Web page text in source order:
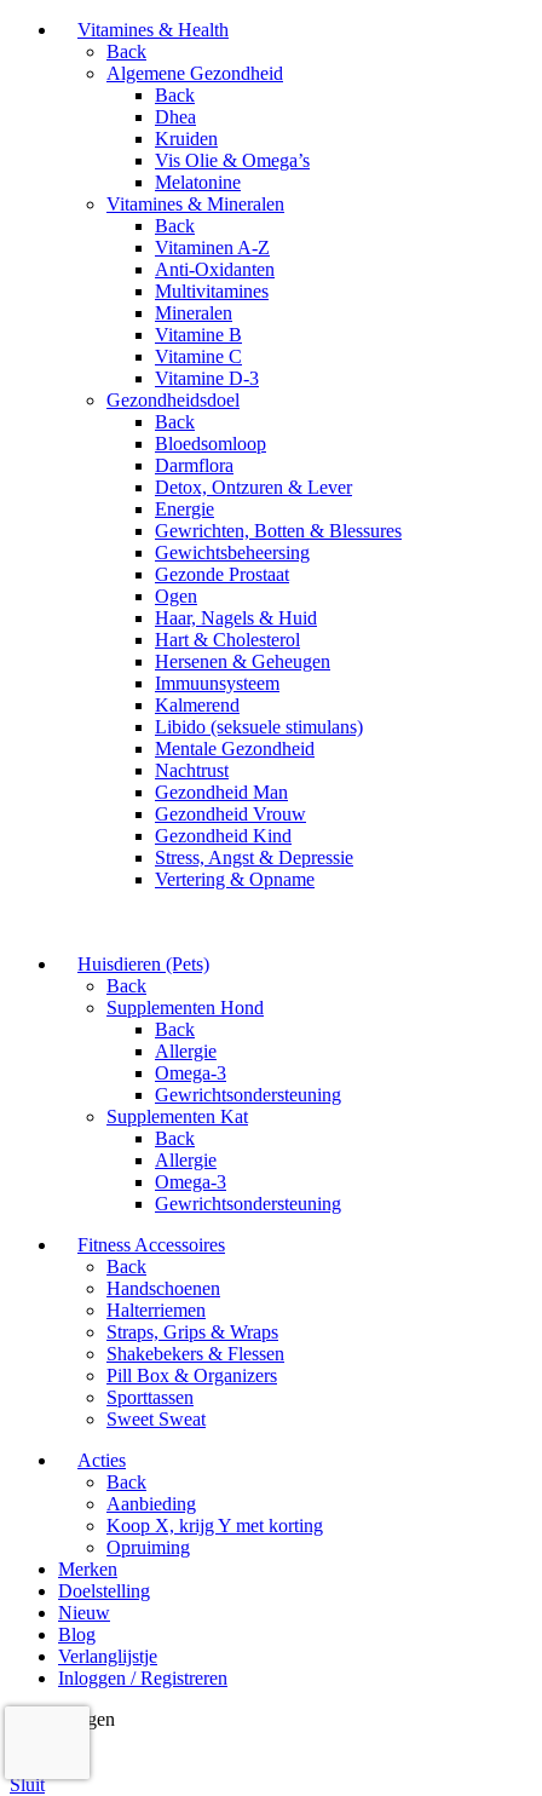
Vitamines & Health
Back
Algemene Gezondheid
Back
Dhea
Kruiden
Vis Olie & Omega’s
Melatonine
Vitamines & Mineralen
Back
Vitaminen A-Z
Anti-Oxidanten
Multivitamines
Mineralen
Vitamine B
Vitamine C
Vitamine D-3
Gezondheidsdoel
Back
Bloedsomloop
Darmflora
Detox, Ontzuren & Lever
Energie
Gewrichten, Botten & Blessures
Gewichtsbeheersing
Gezonde Prostaat
Ogen
Haar, Nagels & Huid
Hart & Cholesterol
Hersenen & Geheugen
Immuunsysteem
Kalmerend
Libido (seksuele stimulans)
Mentale Gezondheid
Nachtrust
Gezondheid Man
Gezondheid Vrouw
Gezondheid Kind
Stress, Angst & Depressie
Vertering & Opname
Huisdieren (Pets)
Back
Supplementen Hond
Back
Allergie
Omega-3
Gewrichtsondersteuning
Supplementen Kat
Back
Allergie
Omega-3
Gewrichtsondersteuning
Fitness Accessoires
Back
Handschoenen
Halterriemen
Straps, Grips & Wraps
Shakebekers & Flessen
Pill Box & Organizers
Sporttassen
Sweet Sweat
Acties
Back
Aanbieding
Koop X, krijg Y met korting
Opruiming
Merken
Doelstelling
Nieuw
Blog
Verlanglijstje
Inloggen / Registreren
Winkelwagen
Sluit